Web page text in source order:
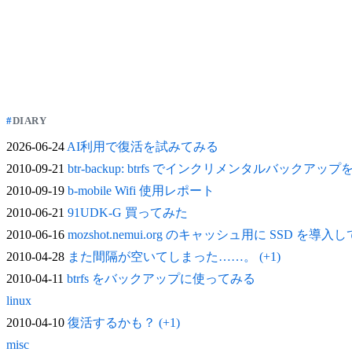
DIARY
2026-06-24AI利用で復活を試みてみる
2010-09-21 btr-backup: btrfs でインクリメンタルバックアップ
2010-09-19 b-mobile Wifi 使用レポート
2010-06-21 91UDK-G 買ってみた
2010-06-16 mozshot.nemui.org のキャッシュ用に SSD を導入し
2010-04-28 また間隔が空いてしまった……。 (+1)
2010-04-11 btrfs をバックアップに使ってみる
linux
2010-04-10 復活するかも？ (+1)
misc